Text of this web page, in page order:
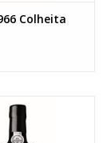
Colheita